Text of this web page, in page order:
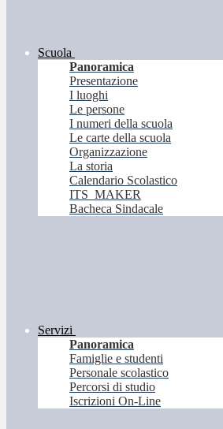
Scuola
Panoramica
Presentazione
I luoghi
Le persone
I numeri della scuola
Le carte della scuola
Organizzazione
La storia
Calendario Scolastico
ITS_MAKER
Bacheca Sindacale
Servizi
Panoramica
Famiglie e studenti
Personale scolastico
Percorsi di studio
Iscrizioni On-Line